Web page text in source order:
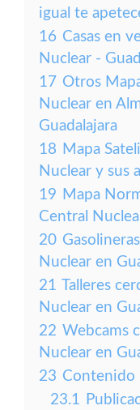
igual te
16 Casas en
Nuclear -
17 Otros
Nuclear en
Guadalajara
18 Mapa
Nuclear y sus
19 Mapa
Central
20
Nuclear en
21 Talleres
Nuclear en
22 Webcams
Nuclear en
23 Contenido
23.1